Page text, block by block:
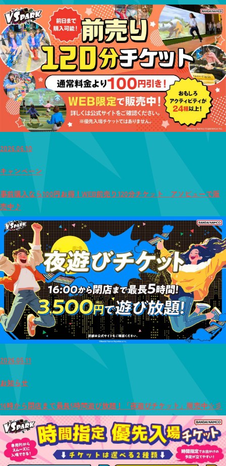
2026.06.10
キャンペーン
事前購入なら100円お得！WEB前売り120分チケット アソビューで販
売中♪
2026.05.11
お知らせ
16時から閉店まで最長5時間遊び放題！「夜遊びチケット」販売中☆彡